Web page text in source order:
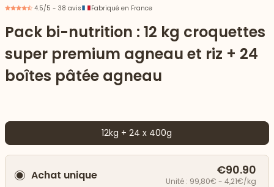
vers le bas
4.5/5 - 38 avis Fabriqué en France
Pack bi-nutrition : 12 kg croquettes
super premium agneau et riz + 24
boîtes pâtée agneau
12kg + 24 x 400g
Achat unique €90.90
Unité : 99,80€ - 4,21€/kg